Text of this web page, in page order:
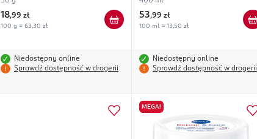
18,99 zł
100 g = 63,30 zł
Niedostępny online
Sprawdź dostępność w drogerii
53,99 zł
100 ml = 13,50 zł
Niedostępny online
Sprawdź dostępność w drogerii
MEGA!